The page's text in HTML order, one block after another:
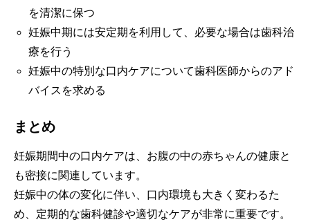
を清潔に保つ
妊娠中期には安定期を利用して、必要な場合は歯科治
療を行う
妊娠中の特別な口内ケアについて歯科医師からのアド
バイスを求める
まとめ
妊娠期間中の口内ケアは、お腹の中の赤ちゃんの健康と
も密接に関連しています。
妊娠中の体の変化に伴い、口内環境も大きく変わるた
め、定期的な歯科健診や適切なケアが非常に重要です。
ホーム 電話予約 Web予約